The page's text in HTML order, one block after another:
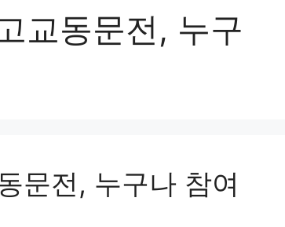
교동문전, 누구
문전, 누구나 참여